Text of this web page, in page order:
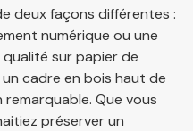
deux façons différentes :
numérique ou une
sur papier de
cadre en bois haut de
Que vous
préserver un